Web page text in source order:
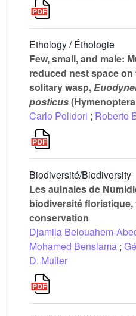
Ethology / Éthologie
Few, small, and male:
reduced nest space
solitary wasp,
posticus
Carlo Polidori ; Roberto
Biodiversité/Biodiversity
Les aulnaies de
biodiversité floristique,
conservation
Djamila Belouahem-
Mohamed Benslama ;
D. Muller